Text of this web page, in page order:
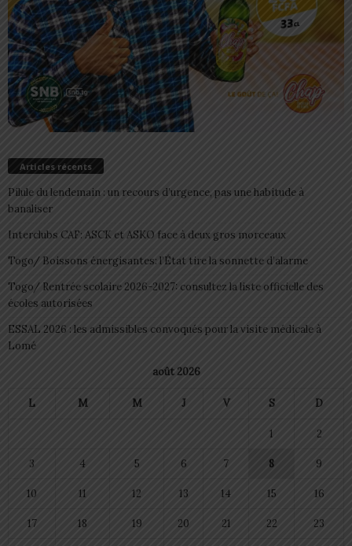
Articles récents
Pilule du lendemain : un recours d’urgence, pas une habitude à
banaliser
Interclubs CAF: ASCK et ASKO face à deux gros morceaux
Togo/ Boissons énergisantes: l’État tire la sonnette d’alarme
Togo/ Rentrée scolaire 2026-2027: consultez la liste officielle des
écoles autorisées
ESSAL 2026 : les admissibles convoqués pour la visite médicale à
Lomé
août 2026
L M M J V S D
1 2
3 4 5 6 7 8 9
10 11 12 13 14 15 16
17 18 19 20 21 22 23